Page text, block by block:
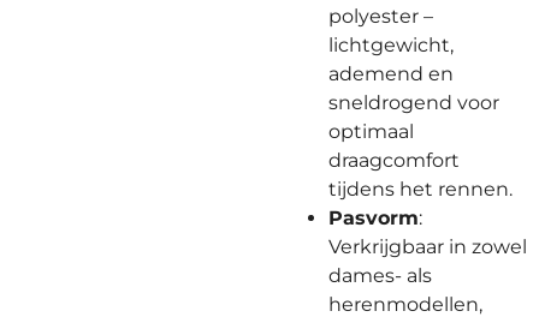
polyester –
lichtgewicht,
ademend en
sneldrogend voor
optimaal
draagcomfort
tijdens het rennen.
Pasvorm:
Verkrijgbaar in zowel
dames- als
herenmodellen,